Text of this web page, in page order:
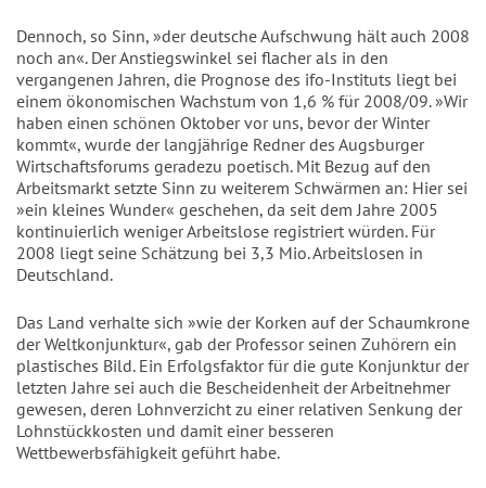
Dennoch, so Sinn, »der deutsche Aufschwung hält auch 2008
noch an«. Der Anstiegswinkel sei flacher als in den
vergangenen Jahren, die Prognose des ifo-Instituts liegt bei
einem ökonomischen Wachstum von 1,6 % für 2008/09. »Wir
haben einen schönen Oktober vor uns, bevor der Winter
kommt«, wurde der langjährige Redner des Augsburger
Wirtschaftsforums geradezu poetisch. Mit Bezug auf den
Arbeitsmarkt setzte Sinn zu weiterem Schwärmen an: Hier sei
»ein kleines Wunder« geschehen, da seit dem Jahre 2005
kontinuierlich weniger Arbeitslose registriert würden. Für
2008 liegt seine Schätzung bei 3,3 Mio. Arbeitslosen in
Deutschland.
Das Land verhalte sich »wie der Korken auf der Schaumkrone
der Weltkonjunktur«, gab der Professor seinen Zuhörern ein
plastisches Bild. Ein Erfolgsfaktor für die gute Konjunktur der
letzten Jahre sei auch die Bescheidenheit der Arbeitnehmer
gewesen, deren Lohnverzicht zu einer relativen Senkung der
Lohnstückkosten und damit einer besseren
Wettbewerbsfähigkeit geführt habe.